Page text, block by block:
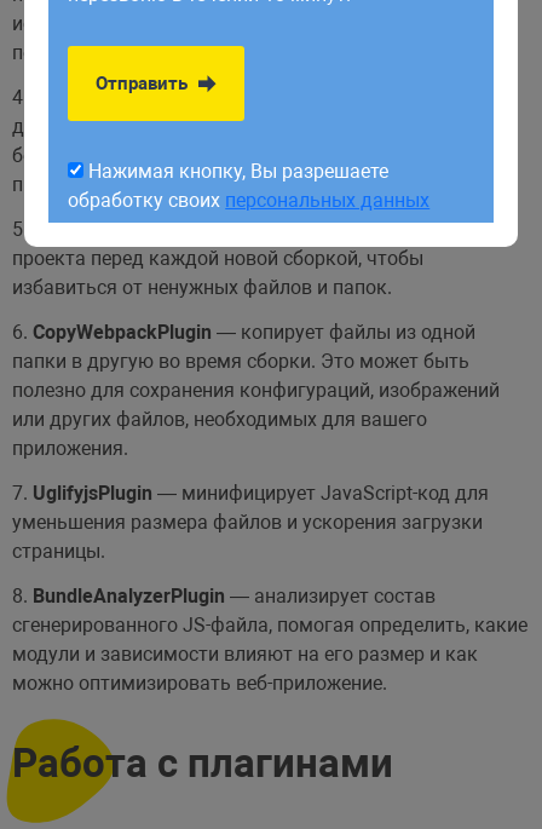
использовать для проверки условий и изменения
поведения веб-страниц на основе этих переменных.
4.
HotModuleReplacementPlugin
для обновления модулей в режиме реального времени
без перезагрузки страницы. Это ускоряет разработку
приложения и сокращает время отладки.
5.
CleanWebpackPlugin— очищает папку сборки
проекта перед каждой новой сборкой, чтобы
избавиться от ненужных файлов и папок.
6. CopyWebpackPlugin — копирует файлы из одной
папки в другую во время сборки. Это может быть
полезно для сохранения конфигураций, изображений
или других файлов, необходимых для вашего
приложения.
7. UglifyjsPlugin — минифицирует JavaScript-код для
уменьшения размера файлов и ускорения загрузки
страницы.
8. BundleAnalyzerPlugin — анализирует состав
сгенерированного JS-файла, помогая определить, какие
модули и зависимости влияют на его размер и как
можно оптимизировать веб-приложение.
Работа с плагинами
обработку своихперсональных данных
Отправить
Нажимая кнопку, Вы разрешаете
обработку своих персональных данных